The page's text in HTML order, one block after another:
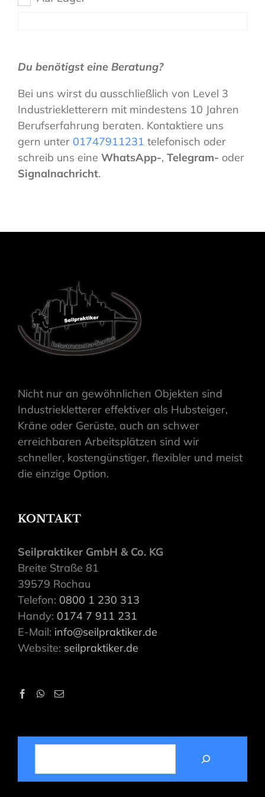
Du benötigst eine Beratung?
Bei uns wirst du ausschließlich von Level 3
Industriekletterern mit mindestens 10 Jahren
Berufserfahrung beraten. Kontaktiere uns
gern unter 01747911231 telefonisch oder
schreib uns eine WhatsApp-, Telegram- oder
Signalnachricht.
Nicht nur an gewöhnlichen Objekten sind
Industriekletterer effektiver als Hubsteiger,
Kräne oder Gerüste, auch an schwer
erreichbaren Arbeitsplätzen sind wir
schneller, kostengünstiger, flexibler und meist
die einzige Option.
KONTAKT
Seilpraktiker GmbH & Co. KG
Breite Straße 81
39579 Rochau
Telefon: 0800 1 230 313
Handy: 0174 7 911 231
E-Mail: info@seilpraktiker.de
Website: seilpraktiker.de
SUCHEN